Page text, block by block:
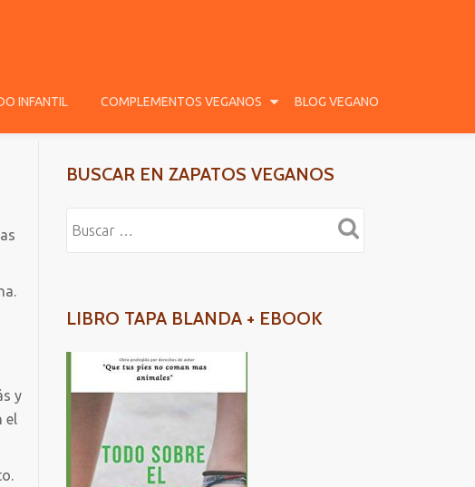
INFANTIL COMPLEMENTOS VEGANOS BLOG VEGANO
y
el
BUSCAR EN ZAPATOS VEGANOS
LIBRO TAPA BLANDA + EBOOK